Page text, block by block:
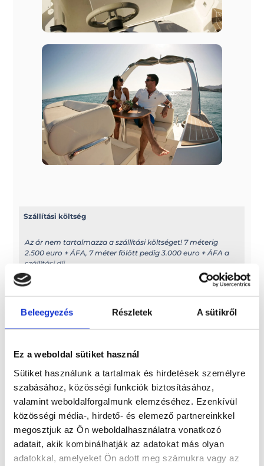
Beleegyezés Részletek A sütikről
Ez a weboldal sütiket használ
Sütiket használunk a tartalmak és hirdetések személyre
szabásához, közösségi funkciók biztosításához,
valamint weboldalforgalmunk elemzéséhez. Ezenkívül
közösségi média-, hirdető- és elemező partnereinkkel
megosztjuk az Ön weboldalhasználatra vonatkozó
adatait, akik kombinálhatják az adatokat más olyan
adatokkal, amelyeket Ön adott meg számukra vagy az
Méretek
Szélesség: 2,98 m
Hossz: 7,70 m
Csőátmérő : 0,54 m max
Személy kapacitása : 18 fő
Paraméterek
Szállítási költség
Az ár nem tartalmazza a szállítási költséget! 7 méterig
2.500 euro + ÁFA, 7 méter fölött pedig 3.000 euro + ÁFA a
szállítási díj
További információk
A típussal kapcsolatos további információkat az alábbi